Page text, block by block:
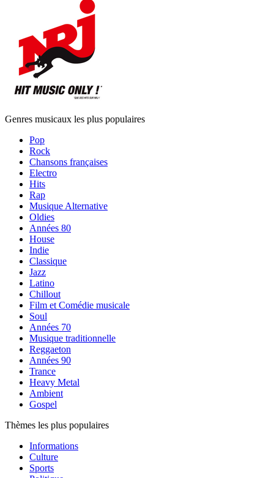
Genres musicaux les plus populaires
Pop
Rock
Chansons françaises
Electro
Hits
Rap
Musique Alternative
Oldies
Années 80
House
Indie
Classique
Jazz
Latino
Chillout
Film et Comédie musicale
Soul
Années 70
Musique traditionnelle
Reggaeton
Années 90
Trance
Heavy Metal
Ambient
Gospel
Thèmes les plus populaires
Informations
Culture
Sports